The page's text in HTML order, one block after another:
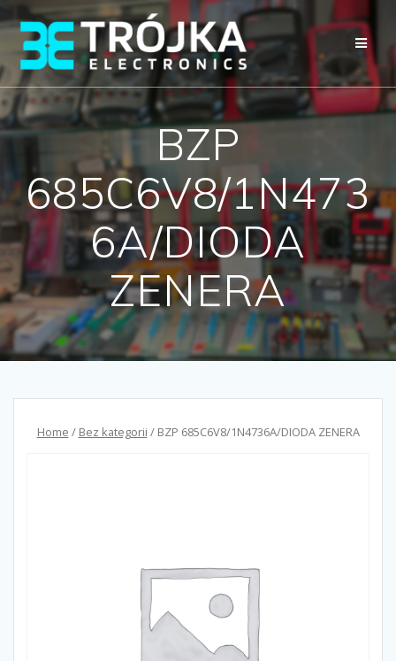
Przejdź
do
treści
BZP
685C6V8/1N473
6A/DIODA
ZENERA
Home / Bez kategorii / BZP 685C6V8/1N4736A/DIODA ZENERA